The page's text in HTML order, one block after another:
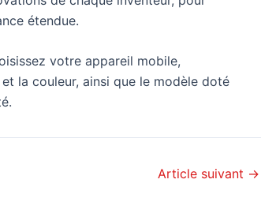
étendue.
votre appareil mobile,
la couleur, ainsi que le modèle doté
Article suivant →